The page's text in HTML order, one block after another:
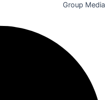
Group Media